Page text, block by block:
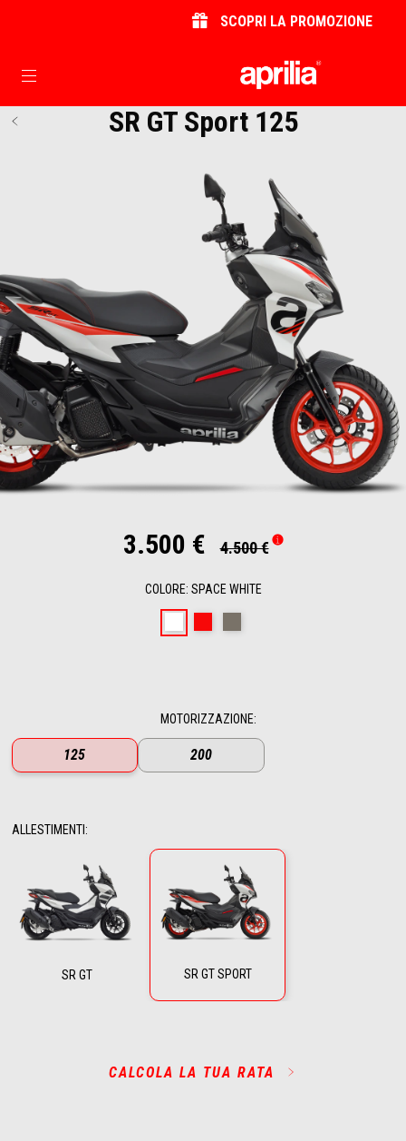
SCOPRI LA PROMOZIONE
Vai al contenuto principale
SR GT Sport 125
3.500 € 4.500 €
COLORE: SPACE WHITE
MOTORIZZAZIONE:
125 200
ALLESTIMENTI :
SR GT SR GT SPORT
CALCOLA LA TUA RATA